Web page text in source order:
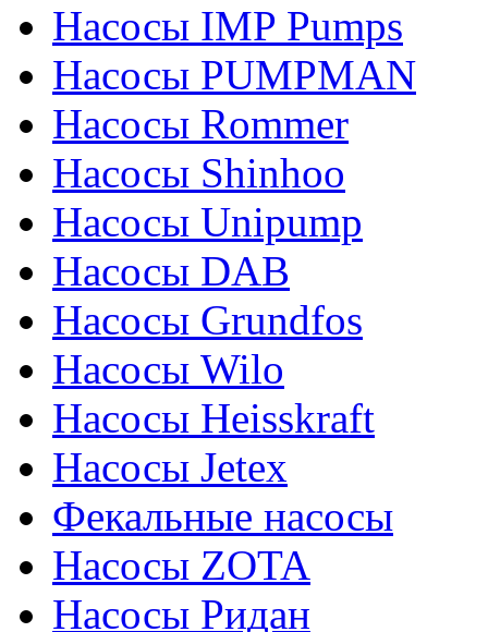
Насосы IMP Pumps
Насосы PUMPMAN
Насосы Rommer
Насосы Shinhoo
Насосы Unipump
Насосы DAB
Насосы Grundfos
Насосы Wilo
Насосы Heisskraft
Насосы Jetex
Фекальные насосы
Насосы ZOTA
Насосы Ридан